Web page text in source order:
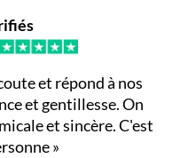
et répond à nos
et gentillesse. On
et sincère. C'est
»